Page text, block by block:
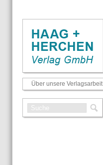
Über unsere Verlagsarbeit